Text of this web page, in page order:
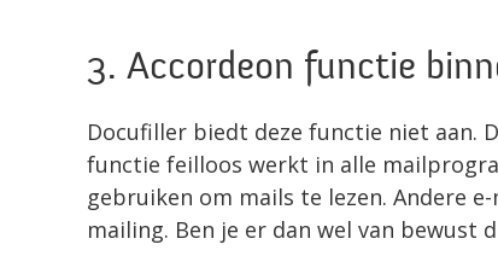
3. Accordeon functie
Docufiller biedt deze functie niet aan.
functie feilloos werkt in alle
gebruiken om mails te lezen. Andere
mailing. Ben je er dan wel van bewust